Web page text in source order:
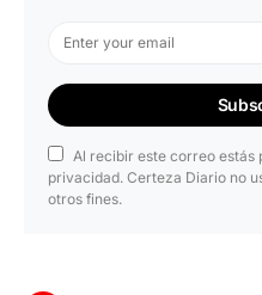
Al recibir este correo estás
privacidad. Certeza Diario no
otros fines.